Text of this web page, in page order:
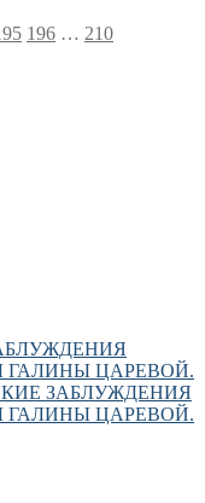
196 … 210
ЦАРЕВОЙ.
ЗАБЛУЖДЕНИЯ
ЦАРЕВОЙ.